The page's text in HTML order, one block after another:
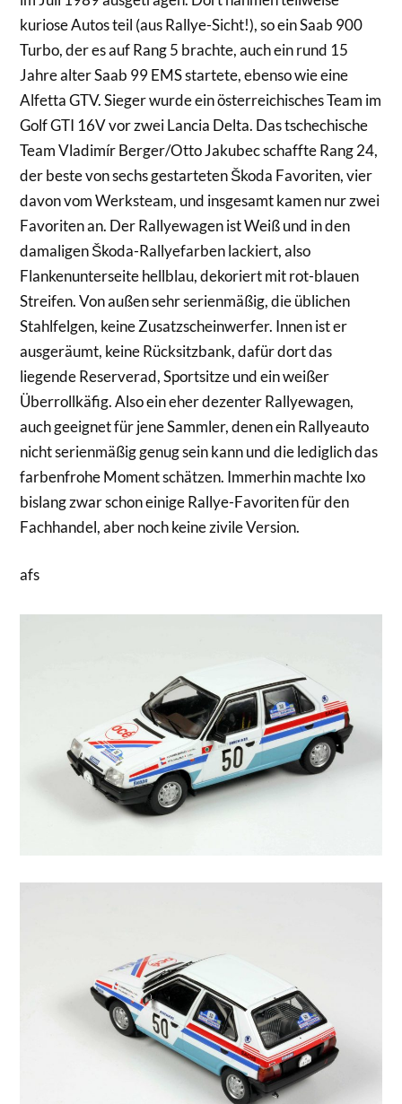
kuriose Autos teil (aus Rallye-Sicht!), so ein Saab 900
Turbo, der es auf Rang 5 brachte, auch ein rund 15
Jahre alter Saab 99 EMS startete, ebenso wie eine
Alfetta GTV. Sieger wurde ein österreichisches Team im
Golf GTI 16V vor zwei Lancia Delta. Das tschechische
Team Vladimír Berger/Otto Jakubec schaffte Rang 24,
der beste von sechs gestarteten Škoda Favoriten, vier
davon vom Werksteam, und insgesamt kamen nur zwei
Favoriten an. Der Rallyewagen ist Weiß und in den
damaligen Škoda-Rallyefarben lackiert, also
Flankenunterseite hellblau, dekoriert mit rot-blauen
Streifen. Von außen sehr serienmäßig, die üblichen
Stahlfelgen, keine Zusatzscheinwerfer. Innen ist er
ausgeräumt, keine Rücksitzbank, dafür dort das
liegende Reserverad, Sportsitze und ein weißer
Überrollkäfig. Also ein eher dezenter Rallyewagen,
auch geeignet für jene Sammler, denen ein Rallyeauto
nicht serienmäßig genug sein kann und die lediglich das
farbenfrohe Moment schätzen. Immerhin machte Ixo
bislang zwar schon einige Rallye-Favoriten für den
Fachhandel, aber noch keine zivile Version.
afs